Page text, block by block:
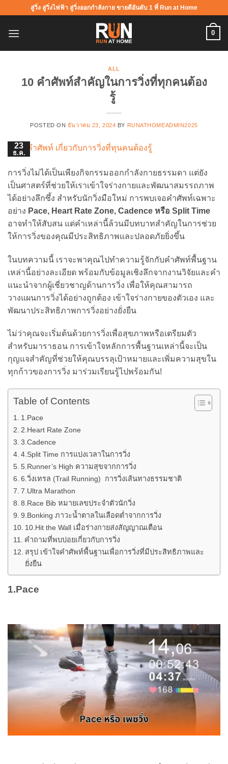
ลู่วิ่ง ลู่วิ่งไฟฟ้า ลู่วิ่งออกกำลังกาย ขายดีอันดับ 1 ที่ Run at Home
0
ALL
10 คำศัพท์สำคัญในการวิ่งที่ทุกคนต้อง
รู้
POSTED ON ธันวาคม 23, 2024 BY RUNATHOMEADMIN2025
23
ธ.ค.
การวิ่งไม่ได้เป็นเพียงกิจกรรมออกกำลังกายธรรมดา แต่ยัง
เป็นศาสตร์ที่ช่วยให้เราเข้าใจร่างกายและพัฒนาสมรรถภาพ
ได้อย่างลึกซึ้ง สำหรับนักวิ่งมือใหม่ การพบเจอคำศัพท์เฉพาะ
อย่าง Pace, Heart Rate Zone, Cadence หรือ Split Time
อาจทำให้สับสน แต่คำเหล่านี้ล้วนมีบทบาทสำคัญในการช่วย
ให้การวิ่งของคุณมีประสิทธิภาพและปลอดภัยยิ่งขึ้น
ในบทความนี้ เราจะพาคุณไปทำความรู้จักกับคำศัพท์พื้นฐาน
เหล่านี้อย่างละเอียด พร้อมกับข้อมูลเชิงลึกจากงานวิจัยและคำ
แนะนำจากผู้เชี่ยวชาญด้านการวิ่ง เพื่อให้คุณสามารถ
วางแผนการวิ่งได้อย่างถูกต้อง เข้าใจร่างกายของตัวเอง และ
พัฒนาประสิทธิภาพการวิ่งอย่างยั่งยืน
ไม่ว่าคุณจะเริ่มต้นด้วยการวิ่งเพื่อสุขภาพหรือเตรียมตัว
สำหรับมาราธอน การเข้าใจหลักการพื้นฐานเหล่านี้จะเป็น
กุญแจสำคัญที่ช่วยให้คุณบรรลุเป้าหมายและเพิ่มความสุขใน
ทุกก้าวของการวิ่ง มาร่วมเรียนรู้ไปพร้อมกัน!
Table of Contents
1.Pace
2.Heart Rate Zone
3.Cadence
4.Split Time การแบ่งเวลาในการวิ่ง
5.Runner’s High ความสุขจากการวิ่ง
6.วิ่งเทรล (Trail Running) การวิ่งเส้นทางธรรมชาติ
7.Ultra Marathon
8.Race Bib หมายเลขประจำตัวนักวิ่ง
9.Bonking ภาวะน้ำตาลในเลือดต่ำจากการวิ่ง
10.Hit the Wall เมื่อร่างกายส่งสัญญาณเตือน
คำถามที่พบบ่อยเกี่ยวกับการวิ่ง
สรุป เข้าใจคำศัพท์พื้นฐานเพื่อการวิ่งที่มีประสิทธิภาพและ
ยั่งยืน
1.Pace